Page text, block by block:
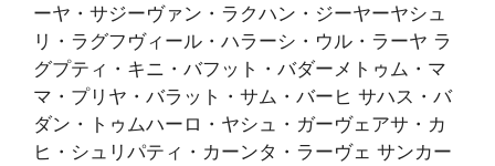
ーヤ・サジーヴァン・ラクハン・ジーヤーヤシュ
リ・ラグフヴィール・ハラーシ・ウル・ラーヤ ラ
グプティ・キニ・バフット・バダーメトゥム・マ
マ・プリヤ・バラット・サム・バーヒ サハス・バ
ダン・トゥムハーロ・ヤシュ・ガーヴェアサ・カ
ヒ・シュリパティ・カーンタ・ラーヴェ サンカー